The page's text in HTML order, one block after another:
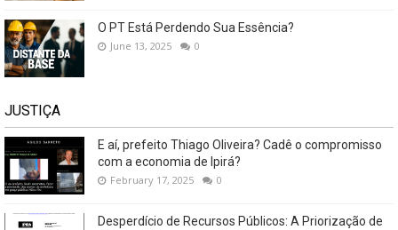
O PT Está Perdendo Sua Essência?
June 13, 2025 0
JUSTIÇA
E aí, prefeito Thiago Oliveira? Cadê o compromisso
com a economia de Ipirá?
February 17, 2025 0
Desperdício de Recursos Públicos: A Priorização de